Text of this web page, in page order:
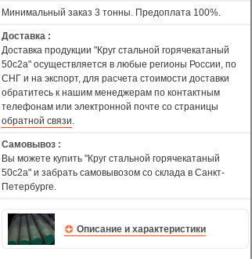
Минимальный заказ 3 тонны. Предоплата 100%.
Доставка :
Доставка продукции "Круг стальной горячекатаный
50с2а" осуществляется в любые регионы России, по
СНГ и на экспорт, для расчета стоимости доставки
обратитесь к нашим менеджерам по контактным
телефонам или электронной почте со страницы
обратной связи.
Самовывоз :
Вы можете купить "Круг стальной горячекатаный
50с2а" и забрать самовывозом со склада в Санкт-
Петербурге.
Описание и характеристики